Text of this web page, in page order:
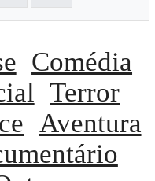
Comédia
Terror
Aventura